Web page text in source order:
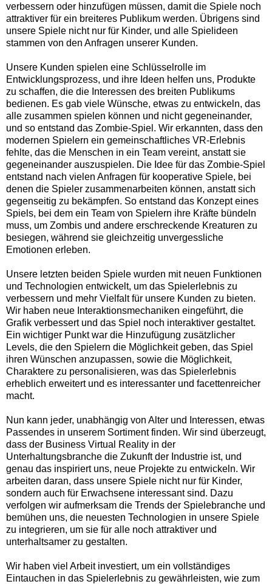
verbessern oder hinzufügen müssen, damit die Spiele noch
attraktiver für ein breiteres Publikum werden. Übrigens sind
unsere Spiele nicht nur für Kinder, und alle Spielideen
stammen von den Anfragen unserer Kunden.
Unsere Kunden spielen eine Schlüsselrolle im
Entwicklungsprozess, und ihre Ideen helfen uns, Produkte
zu schaffen, die die Interessen des breiten Publikums
bedienen. Es gab viele Wünsche, etwas zu entwickeln, das
alle zusammen spielen können und nicht gegeneinander,
und so entstand das Zombie-Spiel. Wir erkannten, dass den
modernen Spielern ein gemeinschaftliches VR-Erlebnis
fehlte, das die Menschen in ein Team vereint, anstatt sie
gegeneinander auszuspielen. Die Idee für das Zombie-Spiel
entstand nach vielen Anfragen für kooperative Spiele, bei
denen die Spieler zusammenarbeiten können, anstatt sich
gegenseitig zu bekämpfen. So entstand das Konzept eines
Spiels, bei dem ein Team von Spielern ihre Kräfte bündeln
muss, um Zombis und andere erschreckende Kreaturen zu
besiegen, während sie gleichzeitig unvergessliche
Emotionen erleben.
Unsere letzten beiden Spiele wurden mit neuen Funktionen
und Technologien entwickelt, um das Spielerlebnis zu
verbessern und mehr Vielfalt für unsere Kunden zu bieten.
Wir haben neue Interaktionsmechaniken eingeführt, die
Grafik verbessert und das Spiel noch interaktiver gestaltet.
Ein wichtiger Punkt war die Hinzufügung zusätzlicher
Levels, die den Spielern die Möglichkeit geben, das Spiel
ihren Wünschen anzupassen, sowie die Möglichkeit,
Charaktere zu personalisieren, was das Spielerlebnis
erheblich erweitert und es interessanter und facettenreicher
macht.
Nun kann jeder, unabhängig von Alter und Interessen, etwas
Passendes in unserem Sortiment finden. Wir sind überzeugt,
dass der Business Virtual Reality in der
Unterhaltungsbranche die Zukunft der Industrie ist, und
genau das inspiriert uns, neue Projekte zu entwickeln. Wir
arbeiten daran, dass unsere Spiele nicht nur für Kinder,
sondern auch für Erwachsene interessant sind. Dazu
verfolgen wir aufmerksam die Trends der Spielebranche und
bemühen uns, die neuesten Technologien in unsere Spiele
zu integrieren, um sie für alle noch attraktiver und
unterhaltsamer zu gestalten.
Wir haben viel Arbeit investiert, um ein vollständiges
Eintauchen in das Spielerlebnis zu gewährleisten, wie zum